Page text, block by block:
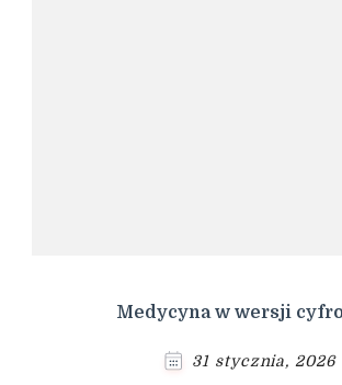
Medycyna w wersji
31 stycznia, 2026